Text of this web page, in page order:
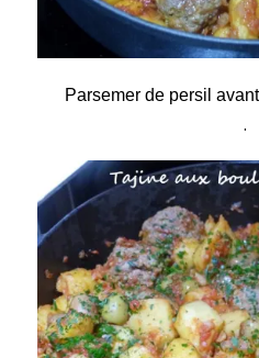
Parsemer de persil
.